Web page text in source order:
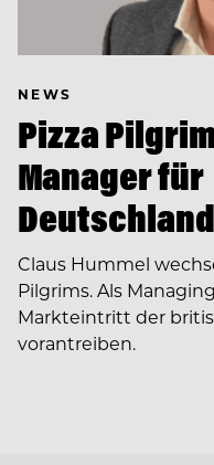
NEWS
Pizza
Manager für
Claus Hummel
Pilgrims. Als
Markteintritt der
vorantreiben.